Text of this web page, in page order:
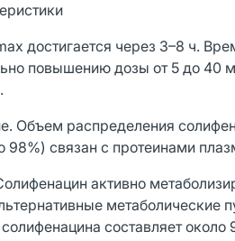
достигается через 3–8 ч.
повышению дозы от 5 до 40
Объем распределения
98%) связан с протеинами
активно
метаболические
составляет